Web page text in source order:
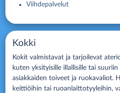
Viihdepalvelut
Kokki
Kokit valmistavat ja tarjoilevat
kuten yksityisille illallisille tai
asiakkaiden toiveet ja ruokavaliot.
keittiöihin tai ruoanlaittotyyleihin,